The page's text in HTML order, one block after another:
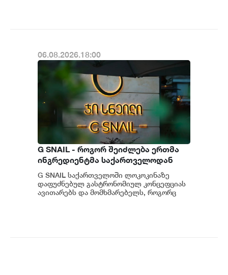
06.08.2026.18:00
G SNAIL - როგორ შეიძლება ერთმა
ინგრედიენტმა საქართველოდან
საერთაშორისო კულინარიულ
კონცეფციას ჩაუყაროს საფუძველი
G SNAIL საქართველოში ლოკოკინაზე
დაფუძნებულ გასტრონომიულ კონცეფციას
ავითარებს და მომხმარებელს, როგორც